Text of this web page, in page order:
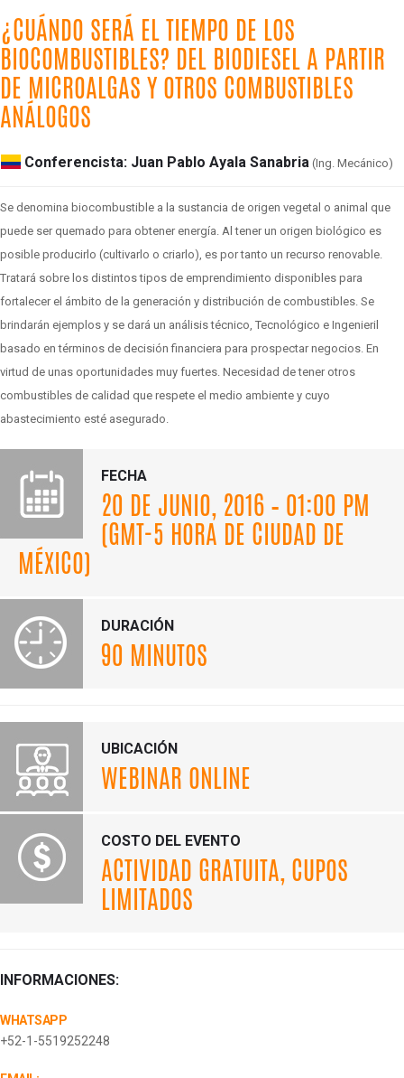
¿CUÁNDO SERÁ EL TIEMPO DE LOS
BIOCOMBUSTIBLES? DEL BIODIESEL A PARTIR
DE MICROALGAS Y OTROS COMBUSTIBLES
ANÁLOGOS
Conferencista: Juan Pablo Ayala Sanabria (Ing. Mecánico)
Se denomina biocombustible a la sustancia de origen vegetal o animal que
puede ser quemado para obtener energía. Al tener un origen biológico es
posible producirlo (cultivarlo o criarlo), es por tanto un recurso renovable.
Tratará sobre los distintos tipos de emprendimiento disponibles para
fortalecer el ámbito de la generación y distribución de combustibles. Se
brindarán ejemplos y se dará un análisis técnico, Tecnológico e Ingenieril
basado en términos de decisión financiera para prospectar negocios. En
virtud de unas oportunidades muy fuertes. Necesidad de tener otros
combustibles de calidad que respete el medio ambiente y cuyo
abastecimiento esté asegurado.
FECHA
20 DE JUNIO, 2016 – 01:00 PM
(GMT-5 HORA DE CIUDAD DE
MÉXICO)
DURACIÓN
90 MINUTOS
UBICACIÓN
WEBINAR ONLINE
COSTO DEL EVENTO
ACTIVIDAD GRATUITA, CUPOS
LIMITADOS
INFORMACIONES:
WHATSAPP
+52-1-5519252248